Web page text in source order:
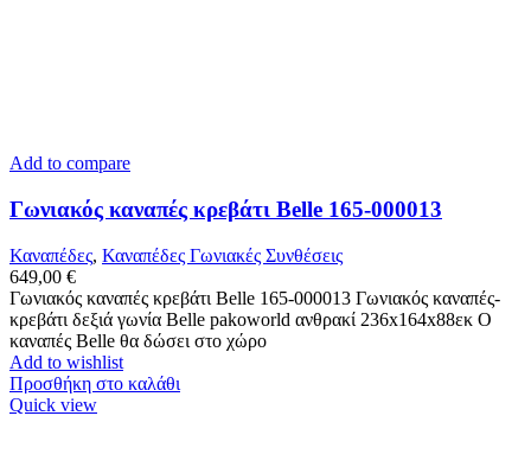
Add to compare
Γωνιακός καναπές κρεβάτι Belle 165-000013
Καναπέδες, Καναπέδες Γωνιακές Συνθέσεις
649,00 €
Γωνιακός καναπές κρεβάτι Belle 165-000013 Γωνιακός καναπές-
κρεβάτι δεξιά γωνία Belle pakoworld ανθρακί 236x164x88εκ Ο
καναπές Belle θα δώσει στο χώρο
Add to wishlist
Προσθήκη στο καλάθι
Quick view